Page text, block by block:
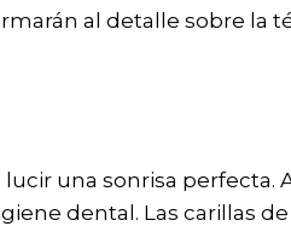
al detalle sobre la
una sonrisa perfecta.
dental. Las carillas